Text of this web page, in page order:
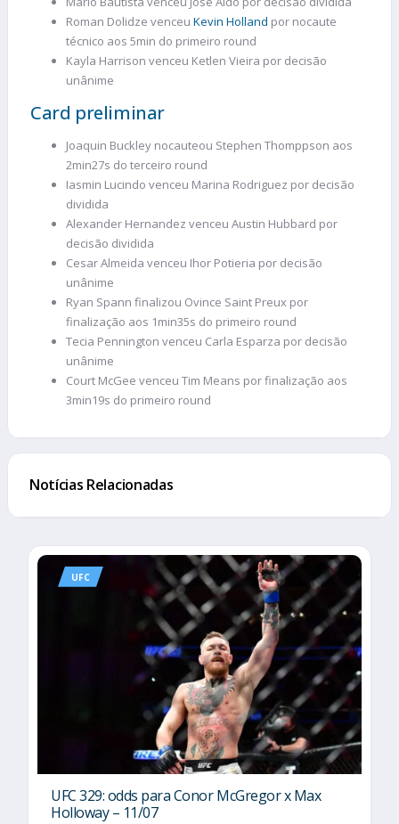
Roman Dolidze venceu Kevin Holland por nocaute
técnico aos 5min do primeiro round
Kayla Harrison venceu Ketlen Vieira por decisão
unânime
Card preliminar
Joaquin Buckley nocauteou Stephen Thomppson aos
2min27s do terceiro round
Iasmin Lucindo venceu Marina Rodriguez por decisão
dividida
Alexander Hernandez venceu Austin Hubbard por
decisão dividida
Cesar Almeida venceu Ihor Potieria por decisão
unânime
Ryan Spann finalizou Ovince Saint Preux por
finalização aos 1min35s do primeiro round
Tecia Pennington venceu Carla Esparza por decisão
unânime
Court McGee venceu Tim Means por finalização aos
3min19s do primeiro round
Notícias Relacionadas
UFC
UFC 329: odds para Conor McGregor x Max
Holloway – 11/07